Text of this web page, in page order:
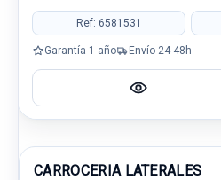
Ref: 6581531
Garantía 1 año Envío 24-48h
CARROCERIA LATERALES